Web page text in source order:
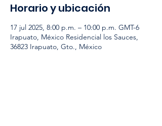
Horario y ubicación
17 jul 2025, 8:00 p.m. – 10:00 p.m. GMT-6
Irapuato, México Residencial los Sauces,
36823 Irapuato, Gto., México